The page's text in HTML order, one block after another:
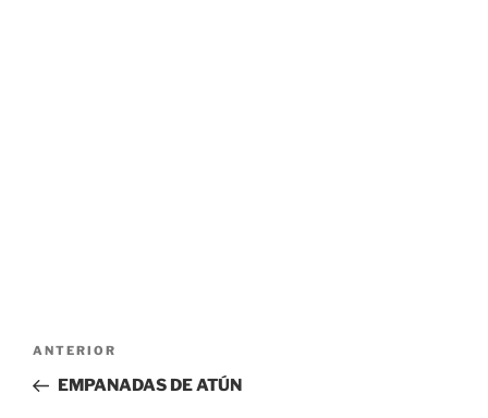
Navegación
entradas
Entrada
anterior:
ANTERIOR
EMPANADAS DE ATÚN